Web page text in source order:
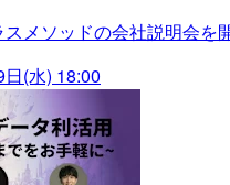
スメソッドの会社説明会を
(水) 18:00